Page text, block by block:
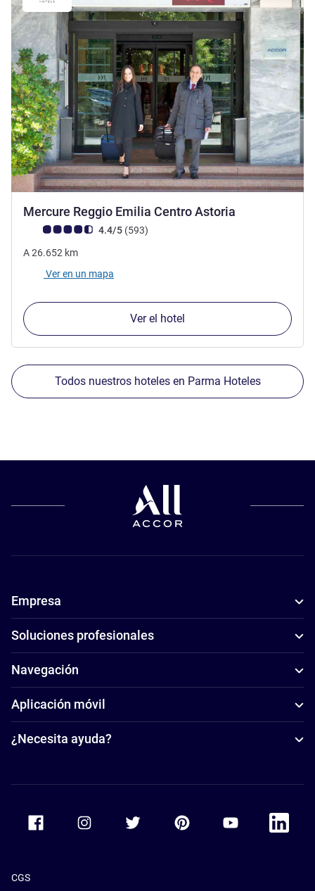
Mercure Reggio Emilia Centro Astoria
Nota de clientes de Avis (Clasificación de ALL)
4.4/5 (593opiniones
)
A26.652 km
Ver en un mapa
Ver el hotel
Todos nuestros hoteles en Parma Hoteles
Empresa
Soluciones profesionales
Navegación
Aplicación móvil
¿Necesita ayuda?
Accor Youtube
Accor
CGS